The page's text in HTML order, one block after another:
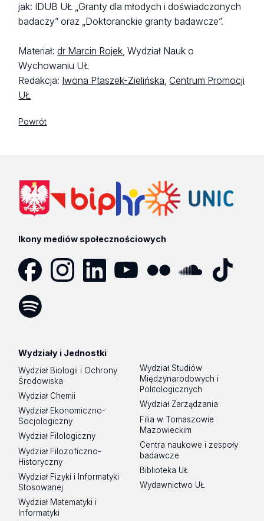
jak: IDUB UŁ „Granty dla młodych i doświadczonych
badaczy” oraz „Doktoranckie granty badawcze”.
Materiał:dr Marcin Rojek, Wydział Nauk o
Wychowaniu UŁ
Redakcja: Iwona Ptaszek-Zielińska,Centrum Promocji
UŁ
Powrót
Ikony mediów społecznościowych
Wydziały i Jednostki
Wydział Biologii i Ochrony
Środowiska
Wydział Chemii
Wydział Ekonomiczno-
Socjologiczny
Wydział Filologiczny
Wydział Filozoficzno-
Historyczny
Wydział Fizyki i Informatyki
Stosowanej
Wydział Matematyki i
Informatyki
Wydział Studiów
Międzynarodowych i
Politologicznych
Wydział Zarządzania
Filia w Tomaszowie
Mazowieckim
Centra naukowe i zespoły
badawcze
Biblioteka UŁ
Wydawnictwo UŁ